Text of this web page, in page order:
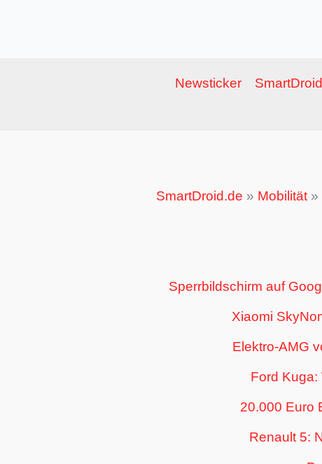
Newsticker
SmartDroid.de » Mobilität »
Sperrbildschirm auf
Xiaomi
Elektro-AMG
Ford Kuga:
20.000 Euro
Renault 5: